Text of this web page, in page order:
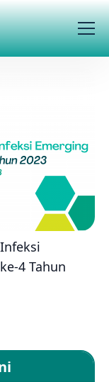
4 Tahun